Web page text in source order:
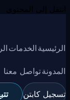
الرئيسية الخدمات
المدونةتواصل معنا
تسجيل كابتن